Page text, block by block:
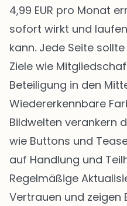
4,99 EUR pro Monat
sofort wirkt und
kann. Jede Seite
Ziele wie
Beteiligung in den
Wiedererkennbare
Bildwelten verankern
wie Buttons und
auf Handlung und
Regelmäßige
Vertrauen und zeigen